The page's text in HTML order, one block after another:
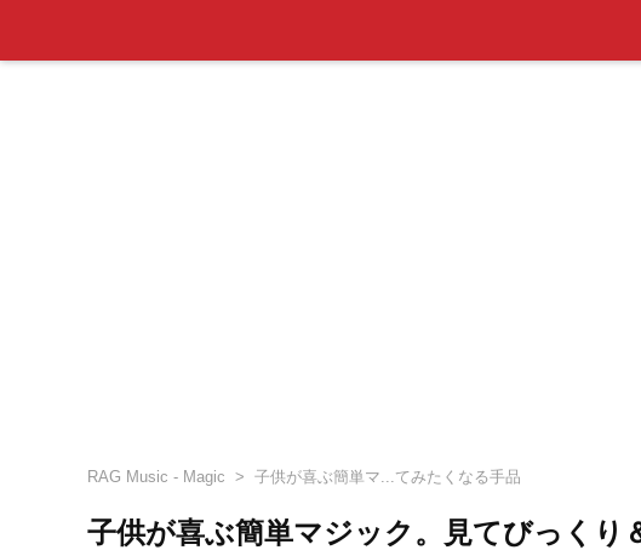
RAG Music - Magic 子供が喜ぶ簡単マ...てみたくなる手品
子供が喜ぶ簡単マジック。見てびっくり